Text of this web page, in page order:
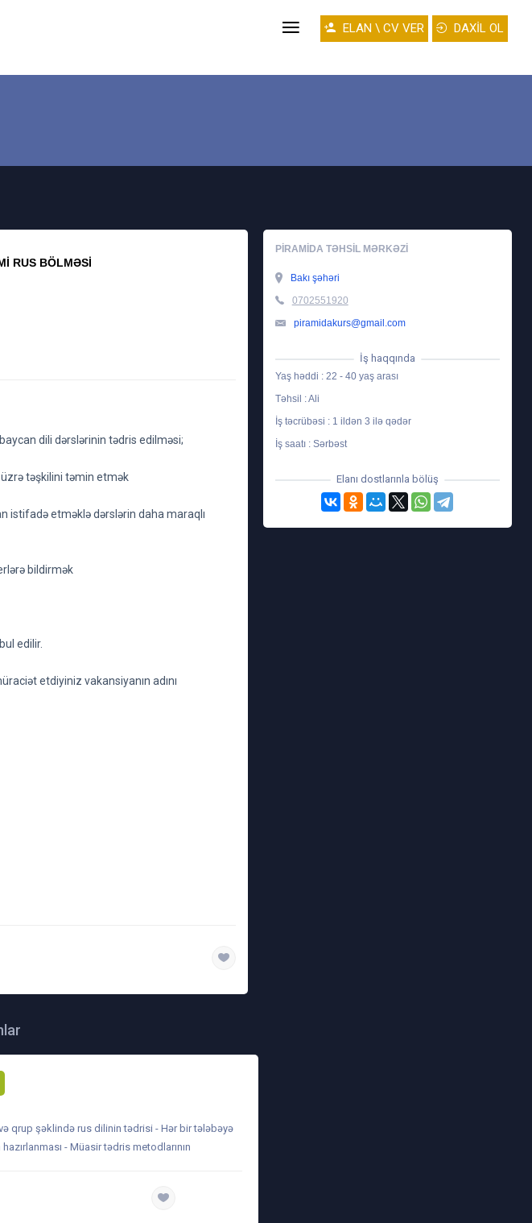
ELAN \ CV VER DAXİL OL
RUS BÖLMƏSI
dili dərslərinin tədris edilməsi;
üzrə təşkilini təmin etmək
istifadə etməklə dərslərin daha maraqlı
bildirmək
edilir.
etdiyiniz vakansiyanın adını
PIRAMIDA TƏHSIL MƏRKƏZI
Bakı şəhəri
0702551920
piramidakurs@gmail.com
İş haqqında
Yaş həddi : 22 - 40 yaş arası
Təhsil : Ali
İş təcrübəsi : 1 ildən 3 ilə qədər
İş saatı : Sərbəst
Elanı dostlarınla bölüş
qrup şəklində rus dilinin tədrisi - Hər bir tələbəyə
- Müasir tədris metodlarının